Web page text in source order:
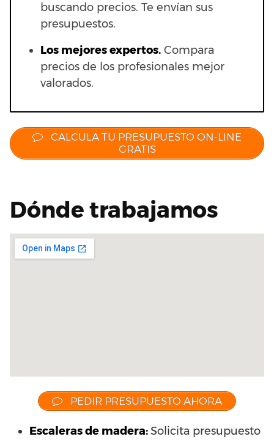
buscando precios. Te envían sus
presupuestos.
Los mejores expertos. Compara
precios de los profesionales mejor
valorados.
CALCULA TU PRESUPUESTO ON-LINE
GRATIS
Dónde trabajamos
PEDIR PRESUPUESTO AHORA
Escaleras de madera:Solicita presupuesto